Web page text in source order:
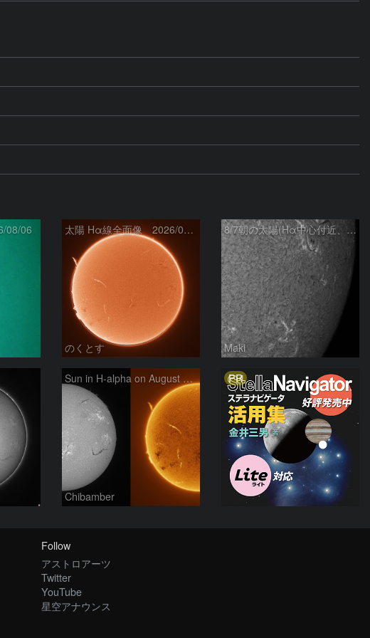
08/06 太陽 Hα線全面像 2026/08/07
のくとす
8/7朝の太陽(Hα中心付近、4498、4502付近)
Maki
Sun in H-alpha on August 7, 2026
Chibamber
PR
Follow
アストロアーツ
Twitter
YouTube
星空アナウンス